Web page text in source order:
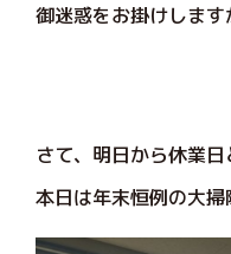
御迷惑をお掛けします
さて、明日から休業日
本日は年末恒例の大